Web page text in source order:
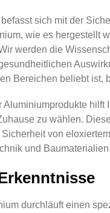
sich mit der
wie es hergestellt
werden die
Bereichen beliebt ist,
Aluminiumprodukte hilft
zu wählen.
Sicherheit von
und
durchläuft einen